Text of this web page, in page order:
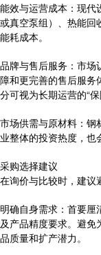
能效与运营成本：现代
或真空泵组）、热能回
能耗成本。
品牌与售后服务：市场
障和更完善的售后服务
分可视为长期运营的“保
市场供需与原材料：钢
业整体的投资热度，也
采购选择建议
在询价与比较时，建议
明确自身需求：首要
及产品精度要求。避免
品质量和扩产潜力。